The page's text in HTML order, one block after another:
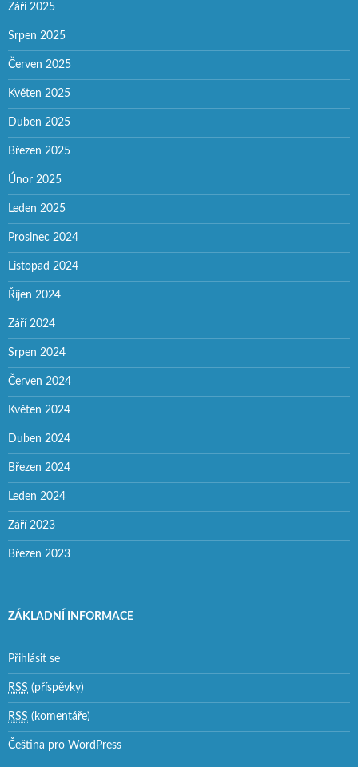
Září 2025
Srpen 2025
Červen 2025
Květen 2025
Duben 2025
Březen 2025
Únor 2025
Leden 2025
Prosinec 2024
Listopad 2024
Říjen 2024
Září 2024
Srpen 2024
Červen 2024
Květen 2024
Duben 2024
Březen 2024
Leden 2024
Září 2023
Březen 2023
ZÁKLADNÍ INFORMACE
Přihlásit se
RSS (příspěvky)
RSS (komentáře)
Čeština pro WordPress